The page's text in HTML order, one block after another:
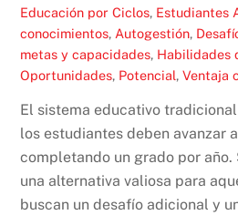
Educación por Ciclos, Estudiantes
conocimientos, Autogestión,
metas y capacidades, Habilidades
Oportunidades, Potencial,Ventaja
El sistema educativo
los estudiantes deben avanzar
completando un grado por año.
una alternativa valiosa para
buscan un desafío adicional y